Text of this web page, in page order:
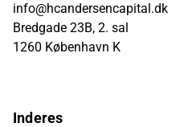
info@hcandersencapital.dk
Bredgade 23B, 2. sal
1260 København K
Inderes